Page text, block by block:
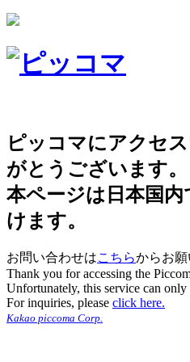
ピッコマにアクセ
がとうございます。
本ページは日本国
けます。
お問い合わせはこちらからお願
Thank you for accessing the
Unfortunately, this service can only
For inquiries, please click here.
Kakao piccoma Corp.